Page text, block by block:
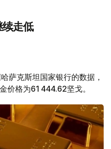
走低
萨克斯坦国家银行的数据，
价格为61 444.62坚戈。